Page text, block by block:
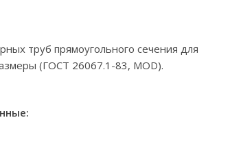
труб прямоугольного сечения для
(ГОСТ 26067.1-83, MOD).